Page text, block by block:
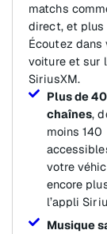
matchs
direct, et plus
Écoutez dans
voiture et sur
SiriusXM.
Plus de
chaînes,
moins 140
votre
encore
l’appli
Musique